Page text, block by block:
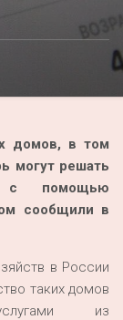
домов, в том
могут решать
с помощью
сообщили в
в России
таких домов
из